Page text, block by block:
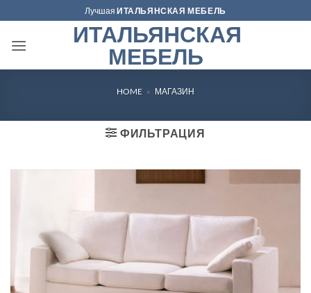
to
content
ЛучшаяИТАЛЬЯНСКАЯ МЕБЕЛЬ
ИТАЛЬЯНСКАЯ
МЕБЕЛЬ
HOME » МАГАЗИН
ФИЛЬТРАЦИЯ